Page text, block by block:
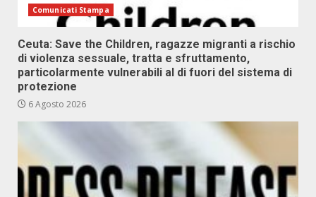
Comunicati Stampa
Ceuta: Save the Children, ragazze migranti a rischio
di violenza sessuale, tratta e sfruttamento,
particolarmente vulnerabili al di fuori del sistema di
protezione
6 Agosto 2026